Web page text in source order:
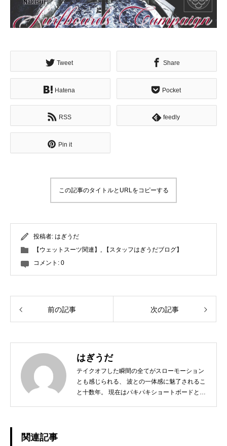
Tweet Share
Hatena Pocket
RSS feedly
Pin it
この記事のタイトルとURLをコピーする
投稿者: はぎうだ
【ウェットスーツ関連】
【スタッフはぎうだブログ】
コメント: 0
前の記事 次の記事
はぎうだ
テイクオフした瞬間の全てがスローモーション
とも感じられる、 波との一体感に魅了されるこ
と十数年。 現在はパキパキショートボードとは
関連記事